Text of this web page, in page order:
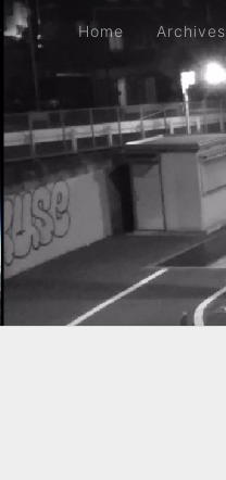
Home Archives
Home